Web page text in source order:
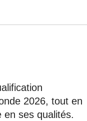
2026, tout en
ses qualités.